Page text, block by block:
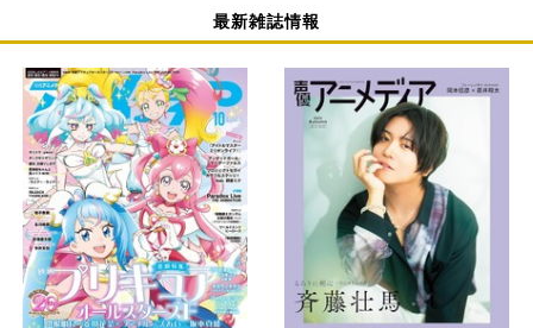
最新雑誌情報